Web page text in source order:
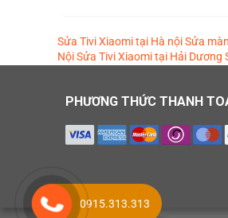
Sửa Tivi Xiaomi tại Hà nộiSửa
NộiSửa Tivi Xiaomi tại Hải Dương
0915.313.313
PHƯƠNG THỨC THANH